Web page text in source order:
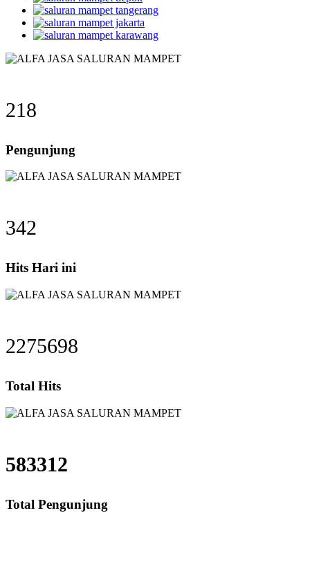
218
Pengunjung
342
Hits Hari ini
2275698
Total Hits
583312
Total Pengunjung